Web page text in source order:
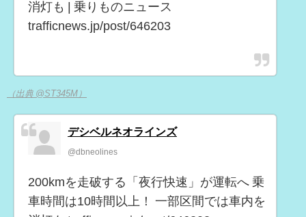
消灯も | 乗りものニュース
trafficnews.jp/post/646203
（出典 @ST345M）
デシベルネオラインズ
@dbneolines
200kmを走破する「夜行快速」が運転へ 乗
車時間は10時間以上！ 一部区間では車内を